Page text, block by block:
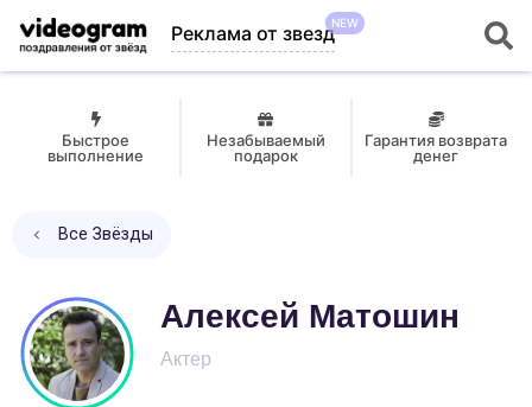
Реклама от звездNEW
Быстрое
выполнение
Незабываемый
подарок
Гарантия возврата
денег
Все Звёзды
Алексей Матошин
Актер